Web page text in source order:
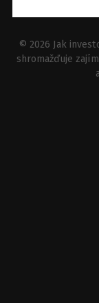
© 2026 Jak
shromažďuje